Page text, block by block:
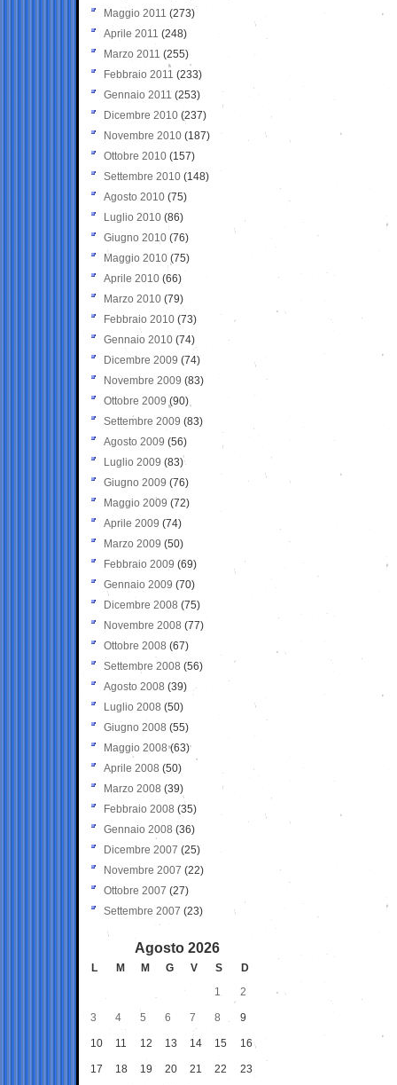
Maggio 2011 (273)
Aprile 2011 (248)
Marzo 2011 (255)
Febbraio 2011 (233)
Gennaio 2011 (253)
Dicembre 2010 (237)
Novembre 2010 (187)
Ottobre 2010 (157)
Settembre 2010 (148)
Agosto 2010 (75)
Luglio 2010 (86)
Giugno 2010 (76)
Maggio 2010 (75)
Aprile 2010 (66)
Marzo 2010 (79)
Febbraio 2010 (73)
Gennaio 2010 (74)
Dicembre 2009 (74)
Novembre 2009 (83)
Ottobre 2009 (90)
Settembre 2009 (83)
Agosto 2009 (56)
Luglio 2009 (83)
Giugno 2009 (76)
Maggio 2009 (72)
Aprile 2009 (74)
Marzo 2009 (50)
Febbraio 2009 (69)
Gennaio 2009 (70)
Dicembre 2008 (75)
Novembre 2008 (77)
Ottobre 2008 (67)
Settembre 2008 (56)
Agosto 2008 (39)
Luglio 2008 (50)
Giugno 2008 (55)
Maggio 2008(63)
Aprile 2008 (50)
Marzo 2008 (39)
Febbraio 2008 (35)
Gennaio 2008 (36)
Dicembre 2007 (25)
Novembre 2007 (22)
Ottobre 2007 (27)
Settembre 2007 (23)
Agosto 2026
L M M G V S
D
1
2
3 4 5 6 7 8 9
10 11 12 13 14 15 16
17 18 19 20 21 22 23